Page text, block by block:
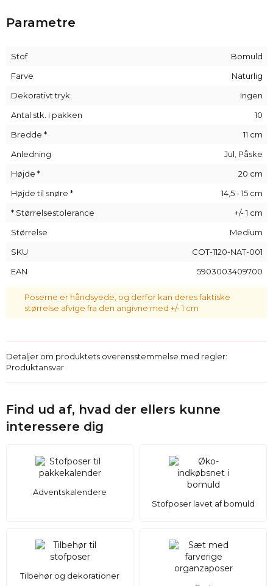
størrelsen11 x 20 cm
afhængigt af situationen.
Disse poser er perfekte som dejlig gaveindpakning, men kan
stearinlys.Bomuldsposer
virksomheder, der søger original emballage til
forretningsgaver.
Vent ikke længere, og bestil dine robuste og elegante
bomuldsposer
Parametre
Stof
Bomuld
Farve
Naturlig
Dekorativt tryk
Ingen
Antal stk. i pakken
10
Bredde *
11 cm
Anledning
Jul, Påske
Højde *
20 cm
Højde til snøre *
14,5 - 15 cm
* Størrelsestolerance
+/- 1 cm
Størrelse
Medium
SKU
COT-1120-NAT-001
EAN
5903003409700
Poserne er håndsyede, og derfor kan deres faktiske
størrelse afvige fra den angivne med +/- 1 cm
Detaljer om produktets overensstemmelse med regler:
Produktansvar
Find ud af, hvad der ellers kunne
interessere dig
Adventskalendere
Stofposer lavet af bomuld
Tilbehør og dekorationer